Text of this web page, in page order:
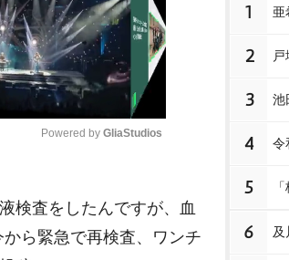
u
t
Powered by GliaStudios
検査をしたんですが、血
ら緊急で再検査、ワンチ
1 亜
2
3 池
4 令
5
6 及